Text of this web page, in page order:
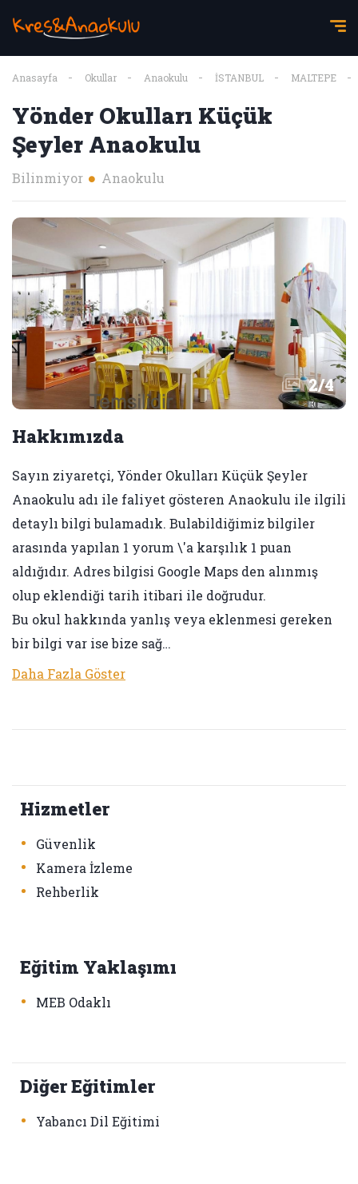
Anasayfa Okullar Anaokulu İSTANBUL MALTEPE
Yönder Okulları Küçük
Şeyler Anaokulu
Bilinmiyor Anaokulu
2/4
Hakkımızda
Sayın ziyaretçi, Yönder Okulları Küçük Şeyler
Anaokulu adı ile faliyet gösteren Anaokulu ile ilgili
detaylı bilgi bulamadık. Bulabildiğimiz bilgiler
arasında yapılan 1 yorum \'a karşılık 1 puan
aldığıdır. Adres bilgisi Google Maps den alınmış
olup eklendiği tarih itibari ile doğrudur.
Bu okul hakkında yanlış veya eklenmesi gereken
bir bilgi var ise bize sağ…
Daha Fazla Göster
Hizmetler
• Güvenlik
• Kamera İzleme
• Rehberlik
Eğitim Yaklaşımı
• MEB Odaklı
Diğer Eğitimler
• Yabancı Dil Eğitimi